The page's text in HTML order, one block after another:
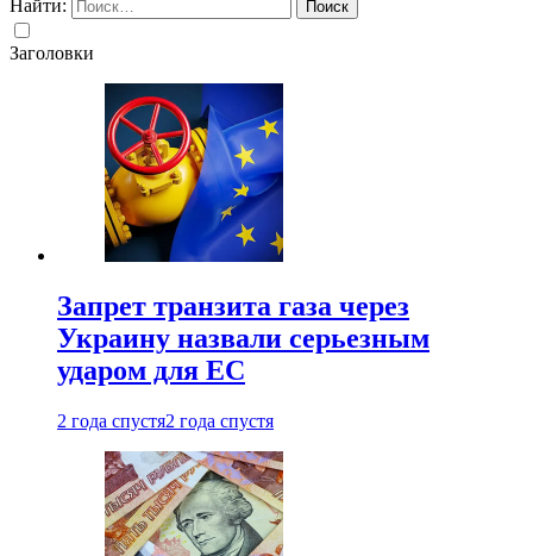
Найти:
Заголовки
Запрет транзита газа через
Украину назвали серьезным
ударом для ЕС
2 года спустя2 года спустя